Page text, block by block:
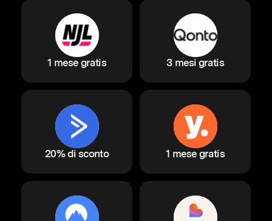
1 mese gratis 3 mesi gratis
20% di sconto 1 mese gratis